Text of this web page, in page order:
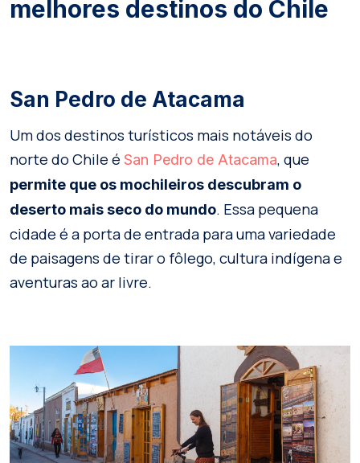
melhores destinos do Chile
San Pedro de Atacama
Um dos destinos turísticos mais notáveis do
norte do Chile é San Pedro de Atacama, que
permite que os mochileiros descubram o
deserto mais seco do mundo. Essa pequena
cidade é a porta de entrada para uma variedade
de paisagens de tirar o fôlego, cultura indígena e
aventuras ao ar livre.